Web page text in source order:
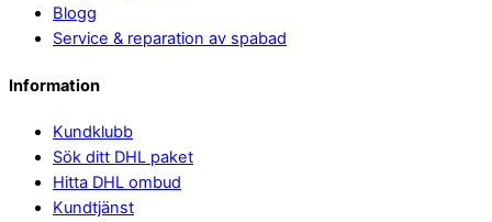
Blogg
Service & reparation av spabad
Information
Kundklubb
Sök ditt DHL paket
Hitta DHL ombud
Kundtjänst